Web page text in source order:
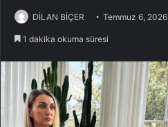
DİLAN BİÇER Temmuz 6, 2026
1 dakika okuma süresi